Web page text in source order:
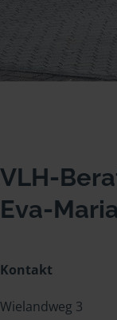
VLH-
Eva-
Kontakt
Wielandweg 3